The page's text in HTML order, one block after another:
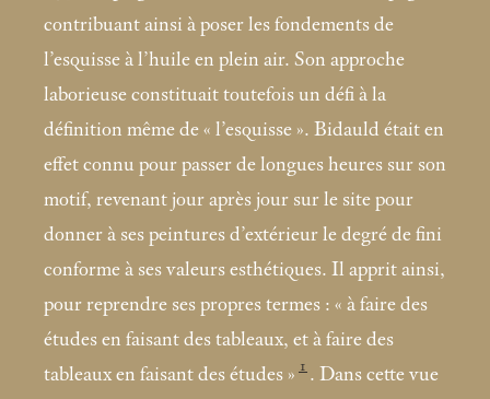
contribuant ainsi à poser les fondements de
l’esquisse à l’huile en plein air. Son approche
laborieuse constituait toutefois un défi à la
définition même de « l’esquisse ». Bidauld était en
effet connu pour passer de longues heures sur son
motif, revenant jour après jour sur le site pour
donner à ses peintures d’extérieur le degré de fini
conforme à ses valeurs esthétiques. Il apprit ainsi,
pour reprendre ses propres termes : « à faire des
études en faisant des tableaux, et à faire des
tableaux en faisant des études » 1 . Dans cette vue